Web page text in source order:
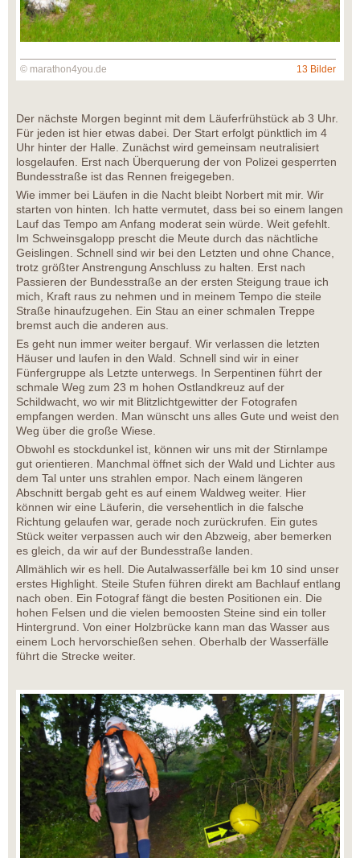
© marathon4you.de 13 Bilder
Der nächste Morgen beginnt mit dem Läuferfrühstück ab 3 Uhr.
Für jeden ist hier etwas dabei. Der Start erfolgt pünktlich im 4
Uhr hinter der Halle. Zunächst wird gemeinsam neutralisiert
losgelaufen. Erst nach Überquerung der von Polizei gesperrten
Bundesstraße ist das Rennen freigegeben.
Wie immer bei Läufen in die Nacht bleibt Norbert mit mir. Wir
starten von hinten. Ich hatte vermutet, dass bei so einem langen
Lauf das Tempo am Anfang moderat sein würde. Weit gefehlt.
Im Schweinsgalopp prescht die Meute durch das nächtliche
Geislingen. Schnell sind wir bei den Letzten und ohne Chance,
trotz größter Anstrengung Anschluss zu halten. Erst nach
Passieren der Bundesstraße an der ersten Steigung traue ich
mich, Kraft raus zu nehmen und in meinem Tempo die steile
Straße hinaufzugehen. Ein Stau an einer schmalen Treppe
bremst auch die anderen aus.
Es geht nun immer weiter bergauf. Wir verlassen die letzten
Häuser und laufen in den Wald. Schnell sind wir in einer
Fünfergruppe als Letzte unterwegs. In Serpentinen führt der
schmale Weg zum 23 m hohen Ostlandkreuz auf der
Schildwacht, wo wir mit Blitzlichtgewitter der Fotografen
empfangen werden. Man wünscht uns alles Gute und weist den
Weg über die große Wiese.
Obwohl es stockdunkel ist, können wir uns mit der Stirnlampe
gut orientieren. Manchmal öffnet sich der Wald und Lichter aus
dem Tal unter uns strahlen empor. Nach einem längeren
Abschnitt bergab geht es auf einem Waldweg weiter. Hier
können wir eine Läuferin, die versehentlich in die falsche
Richtung gelaufen war, gerade noch zurückrufen. Ein gutes
Stück weiter verpassen auch wir den Abzweig, aber bemerken
es gleich, da wir auf der Bundesstraße landen.
Allmählich wir es hell. Die Autalwasserfälle bei km 10 sind unser
erstes Highlight. Steile Stufen führen direkt am Bachlauf entlang
nach oben. Ein Fotograf fängt die besten Positionen ein. Die
hohen Felsen und die vielen bemoosten Steine sind ein toller
Hintergrund. Von einer Holzbrücke kann man das Wasser aus
einem Loch hervorschießen sehen. Oberhalb der Wasserfälle
führt die Strecke weiter.